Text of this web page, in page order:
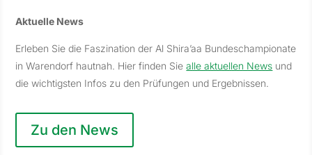
Aktuelle News
Erleben Sie die Faszination der Al Shira’aa Bundeschampionate
in Warendorf hautnah. Hier finden Siealle aktuellen News und
die wichtigsten Infos zu den Prüfungen und Ergebnissen.
Zu den News